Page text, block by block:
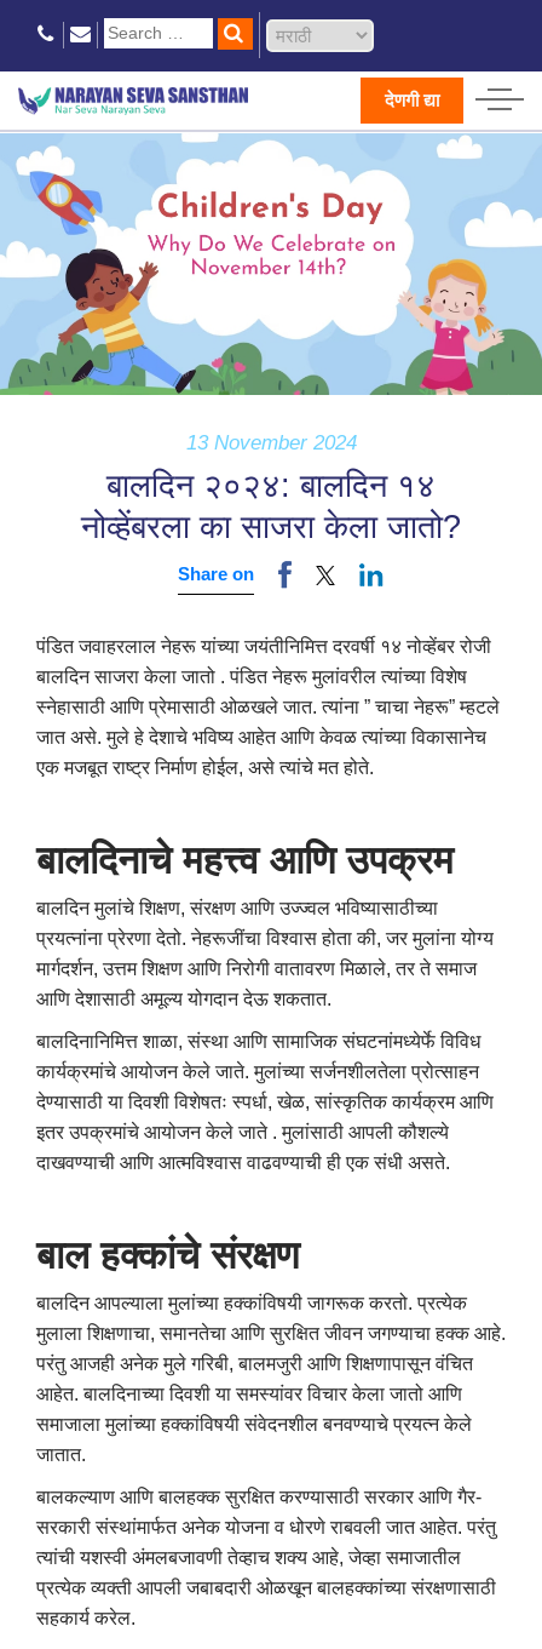
देणगी द्या
13 November 2024
बालदिन २०२४: बालदिन १४
नोव्हेंबरला का साजरा केला जातो?
Share on
पंडित जवाहरलाल नेहरू यांच्या जयंतीनिमित्त दरवर्षी १४ नोव्हेंबर रोजी
बालदिन साजरा केला जातो . पंडित नेहरू मुलांवरील त्यांच्या विशेष
स्नेहासाठी आणि प्रेमासाठी ओळखले जात. त्यांना ” चाचा नेहरू” म्हटले
जात असे. मुले हे देशाचे भविष्य आहेत आणि केवळ त्यांच्या विकासानेच
एक मजबूत राष्ट्र निर्माण होईल, असे त्यांचे मत होते.
बालदिनाचे महत्त्व आणि उपक्रम
बालदिन मुलांचे शिक्षण, संरक्षण आणि उज्ज्वल भविष्यासाठीच्या
प्रयत्नांना प्रेरणा देतो. नेहरूजींचा विश्वास होता की, जर मुलांना योग्य
मार्गदर्शन, उत्तम शिक्षण आणि निरोगी वातावरण मिळाले, तर ते समाज
आणि देशासाठी अमूल्य योगदान देऊ शकतात.
बालदिनानिमित्त शाळा, संस्था आणि सामाजिक संघटनांमध्येर्फे विविध
कार्यक्रमांचे आयोजन केले जाते. मुलांच्या सर्जनशीलतेला प्रोत्साहन
देण्यासाठी या दिवशी विशेषतः स्पर्धा, खेळ, सांस्कृतिक कार्यक्रम आणि
इतर उपक्रमांचे आयोजन केले जाते . मुलांसाठी आपली कौशल्ये
दाखवण्याची आणि आत्मविश्वास वाढवण्याची ही एक संधी असते.
बाल हक्कांचे संरक्षण
बालदिन आपल्याला मुलांच्या हक्कांविषयी जागरूक करतो. प्रत्येक
मुलाला शिक्षणाचा, समानतेचा आणि सुरक्षित जीवन जगण्याचा हक्क आहे.
परंतु आजही अनेक मुले गरिबी, बालमजुरी आणि शिक्षणापासून वंचित
आहेत. बालदिनाच्या दिवशी या समस्यांवर विचार केला जातो आणि
समाजाला मुलांच्या हक्कांविषयी संवेदनशील बनवण्याचे प्रयत्न केले
जातात.
बालकल्याण आणि बालहक्क सुरक्षित करण्यासाठी सरकार आणि गैर-
सरकारी संस्थांमार्फत अनेक योजना व धोरणे राबवली जात आहेत. परंतु
त्यांची यशस्वी अंमलबजावणी तेव्हाच शक्य आहे, जेव्हा समाजातील
प्रत्येक व्यक्ती आपली जबाबदारी ओळखून बालहक्कांच्या संरक्षणासाठी
सहकार्य करेल.